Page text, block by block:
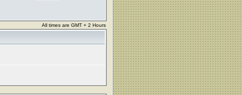
All times are GMT + 2 Hours